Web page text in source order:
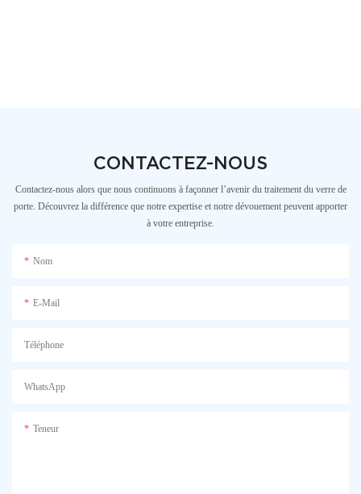
CONTACTEZ-NOUS
Contactez-nous alors que nous continuons à façonner l’avenir du traitement du verre de
porte. Découvrez la différence que notre expertise et notre dévouement peuvent apporter
à votre entreprise.
Nom
E-Mail
Téléphone
WhatsApp
Teneur